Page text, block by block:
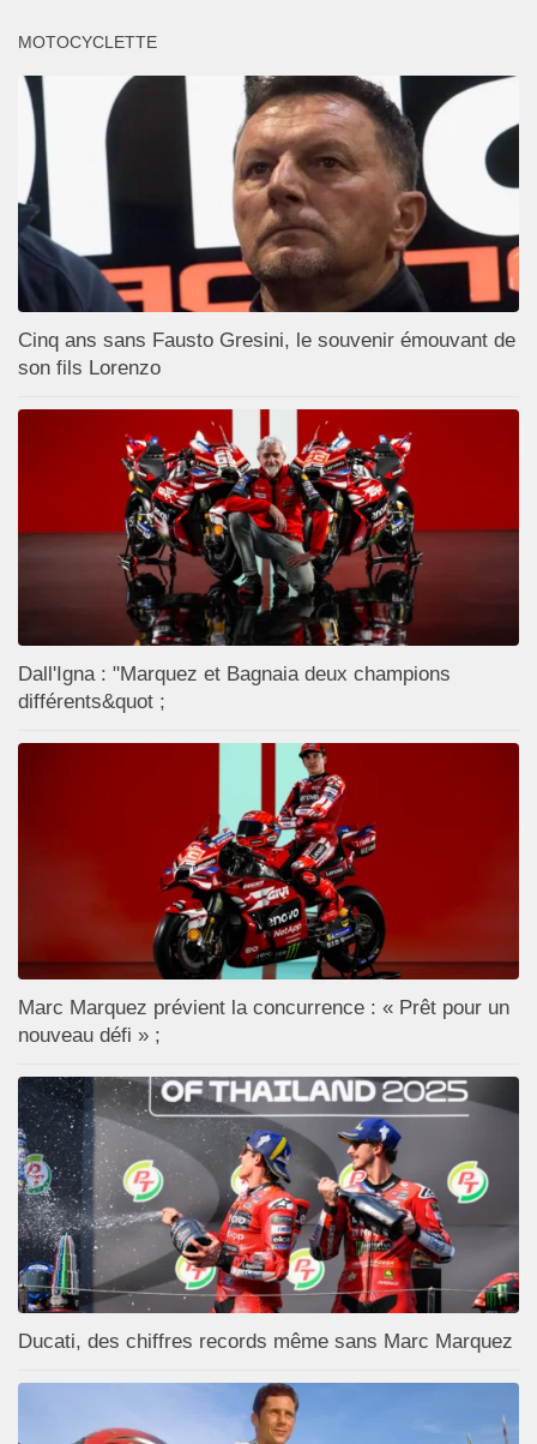
MOTOCYCLETTE
Cinq ans sans Fausto Gresini, le souvenir émouvant de
son fils Lorenzo
Dall'Igna : "Marquez et Bagnaia deux champions
différents&quot ;
Marc Marquez prévient la concurrence : « Prêt pour un
nouveau défi » ;
Ducati, des chiffres records même sans Marc Marquez